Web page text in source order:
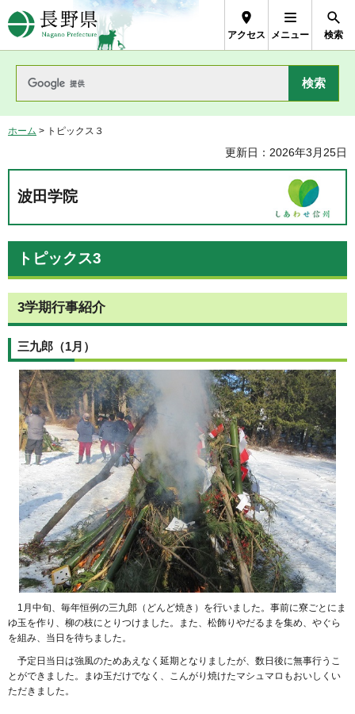
長野県Nagano Prefecture
アクセス メニュー 検索
ホーム > トピックス３
更新日：2026年3月25日
波田学院
トピックス3
3学期行事紹介
三九郎（1月）
1月中旬、毎年恒例の三九郎（どんど焼き）を行いました。事前に寮ごとにま
ゆ玉を作り、柳の枝にとりつけました。また、松飾りやだるまを集め、やぐら
を組み、当日を待ちました。
予定日当日は強風のためあえなく延期となりましたが、数日後に無事行うこ
とができました。まゆ玉だけでなく、こんがり焼けたマシュマロもおいしくい
ただきました。